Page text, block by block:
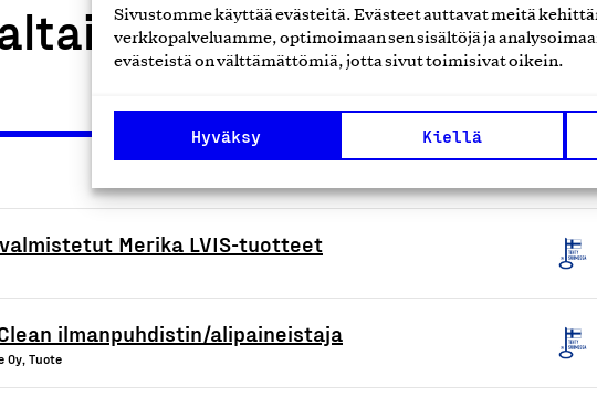
Sivustomme käyttää evästeitä. Evästeet auttavat meitä
verkkopalveluamme, optimoimaan sen sisältöjä ja
evästeistä on välttämättömiä, jotta sivut toimisivat oikein.
Hyväksy Kiellä
tuotteet tai
Merika LVIS-tuotteet
ilmanpuhdistin/alipaineistaja
Oy, Tuote